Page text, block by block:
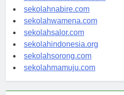
sekolahmanokwari.com
sekolahnabire.com
sekolahwamena.com
sekolahsalor.com
sekolahindonesia.org
sekolahsorong.com